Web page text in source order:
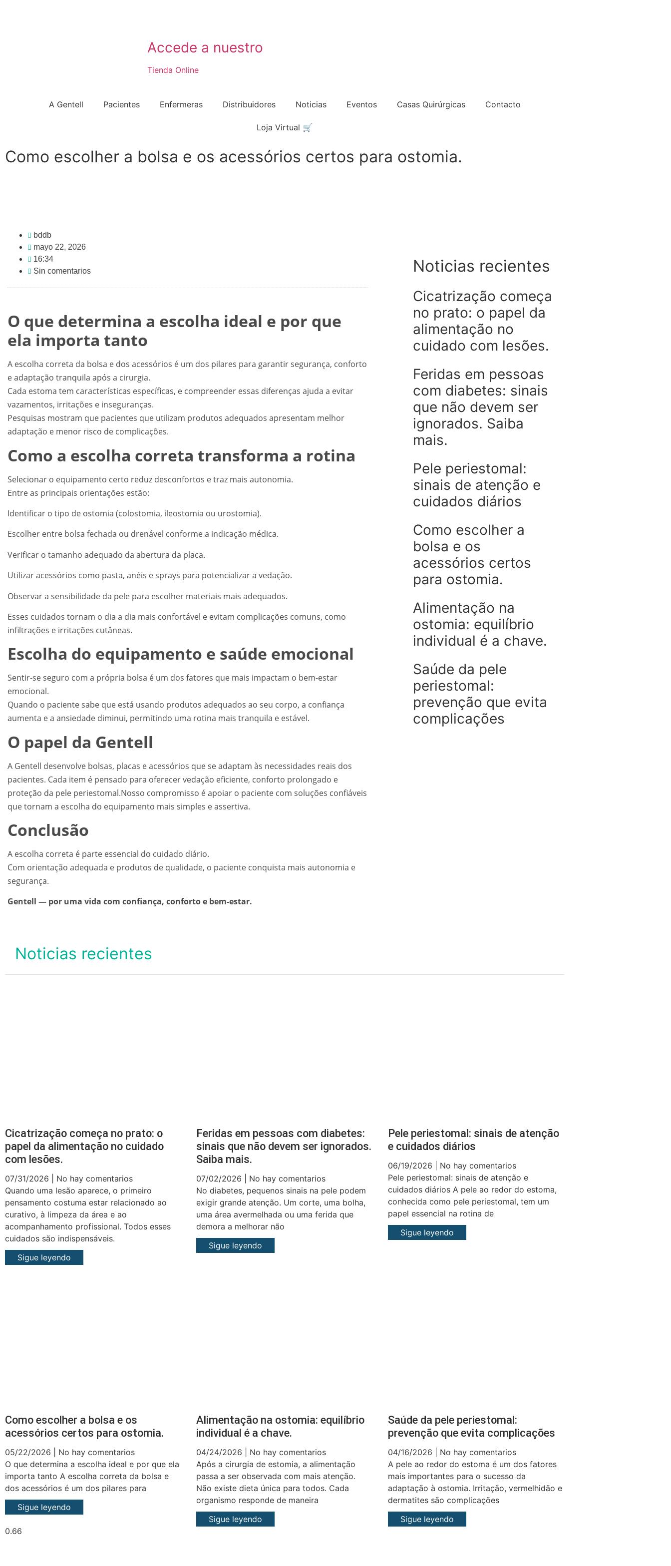
Accede a nuestro
Tienda Online
A Gentell Pacientes Enfermeras Distribuidores Noticias Eventos Casas Quirúrgicas Contacto
Loja Virtual 🛒
Como escolher a bolsa e os acessórios certos para ostomia.
bddb
mayo 22, 2026
16:34
Sin comentarios
O que determina a escolha ideal e por que
ela importa tanto
A escolha correta da bolsa e dos acessórios é um dos pilares para garantir segurança, conforto
e adaptação tranquila após a cirurgia.
Cada estoma tem características específicas, e compreender essas diferenças ajuda a evitar
vazamentos, irritações e inseguranças.
Pesquisas mostram que pacientes que utilizam produtos adequados apresentam melhor
adaptação e menor risco de complicações.
Como a escolha correta transforma a rotina
Selecionar o equipamento certo reduz desconfortos e traz mais autonomia.
Entre as principais orientações estão:
Identificar o tipo de ostomia (colostomia, ileostomia ou urostomia).
Escolher entre bolsa fechada ou drenável conforme a indicação médica.
Verificar o tamanho adequado da abertura da placa.
Utilizar acessórios como pasta, anéis e sprays para potencializar a vedação.
Observar a sensibilidade da pele para escolher materiais mais adequados.
Esses cuidados tornam o dia a dia mais confortável e evitam complicações comuns, como
infiltrações e irritações cutâneas.
Escolha do equipamento e saúde emocional
Sentir-se seguro com a própria bolsa é um dos fatores que mais impactam o bem-estar
emocional.
Quando o paciente sabe que está usando produtos adequados ao seu corpo, a confiança
aumenta e a ansiedade diminui, permitindo uma rotina mais tranquila e estável.
O papel da Gentell
A Gentell desenvolve bolsas, placas e acessórios que se adaptam às necessidades reais dos
pacientes. Cada item é pensado para oferecer vedação eficiente, conforto prolongado e
proteção da pele periestomal.Nosso compromisso é apoiar o paciente com soluções confiáveis
que tornam a escolha do equipamento mais simples e assertiva.
Conclusão
A escolha correta é parte essencial do cuidado diário.
Com orientação adequada e produtos de qualidade, o paciente conquista mais autonomia e
segurança.
Gentell — por uma vida com confiança, conforto e bem-estar.
Noticias recientes
Cicatrização começa
no prato: o papel da
alimentação no
cuidado com lesões.
Feridas em pessoas
com diabetes: sinais
que não devem ser
ignorados. Saiba
mais.
Pele periestomal:
sinais de atenção e
cuidados diários
Como escolher a
bolsa e os
acessórios certos
para ostomia.
Alimentação na
ostomia: equilíbrio
individual é a chave.
Saúde da pele
periestomal:
prevenção que evita
complicações
Noticias recientes
Cicatrização começa no prato: o
papel da alimentação no cuidado
com lesões.
07/31/2026
No hay comentarios
Quando uma lesão aparece, o primeiro
pensamento costuma estar relacionado ao
curativo, à limpeza da área e ao
acompanhamento profissional. Todos esses
cuidados são indispensáveis.
Sigue leyendo
Feridas em pessoas com diabetes:
sinais que não devem ser ignorados.
Saiba mais.
07/02/2026
No hay comentarios
No diabetes, pequenos sinais na pele podem
exigir grande atenção. Um corte, uma bolha,
uma área avermelhada ou uma ferida que
demora a melhorar não
Sigue leyendo
Pele periestomal: sinais de atenção
e cuidados diários
06/19/2026
No hay comentarios
Pele periestomal: sinais de atenção e
cuidados diários A pele ao redor do estoma,
conhecida como pele periestomal, tem um
papel essencial na rotina de
Sigue leyendo
Como escolher a bolsa e os
acessórios certos para ostomia.
05/22/2026
No hay comentarios
O que determina a escolha ideal e por que ela
importa tanto A escolha correta da bolsa e
dos acessórios é um dos pilares para
Sigue leyendo
Alimentação na ostomia: equilíbrio
individual é a chave.
04/24/2026
No hay comentarios
Após a cirurgia de estomia, a alimentação
passa a ser observada com mais atenção.
Não existe dieta única para todos. Cada
organismo responde de maneira
Sigue leyendo
Saúde da pele periestomal:
prevenção que evita complicações
04/16/2026
No hay comentarios
A pele ao redor do estoma é um dos fatores
mais importantes para o sucesso da
adaptação à ostomia. Irritação, vermelhidão e
dermatites são complicações
Sigue leyendo